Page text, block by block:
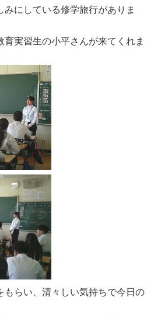
にしている修学旅行がありま
育実習生の小平さんが来てくれま
もらい、清々しい気持ちで今日の